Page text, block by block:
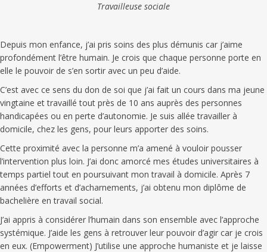
Travailleuse sociale
Depuis mon enfance, j’ai pris soins des plus démunis car j’aime
profondément l’être humain. Je crois que chaque personne porte en
elle le pouvoir de s’en sortir avec un peu d’aide.
C’est avec ce sens du don de soi que j’ai fait un cours dans ma jeune
vingtaine et travaillé tout près de 10 ans auprès des personnes
handicapées ou en perte d’autonomie. Je suis allée travailler à
domicile, chez les gens, pour leurs apporter des soins.
Cette proximité avec la personne m’a amené à vouloir pousser
l’intervention plus loin. J’ai donc amorcé mes études universitaires à
temps partiel tout en poursuivant mon travail à domicile. Après 7
années d’efforts et d’acharnements, j’ai obtenu mon diplôme de
bachelière en travail social.
J’ai appris à considérer l’humain dans son ensemble avec l’approche
systémique. J’aide les gens à retrouver leur pouvoir d’agir car je crois
en eux. (Empowerment) J’utilise une approche humaniste et je laisse